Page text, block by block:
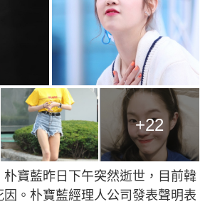
+22
寶藍昨日下午突然逝世，目前韓
因。朴寶藍經理人公司發表聲明表